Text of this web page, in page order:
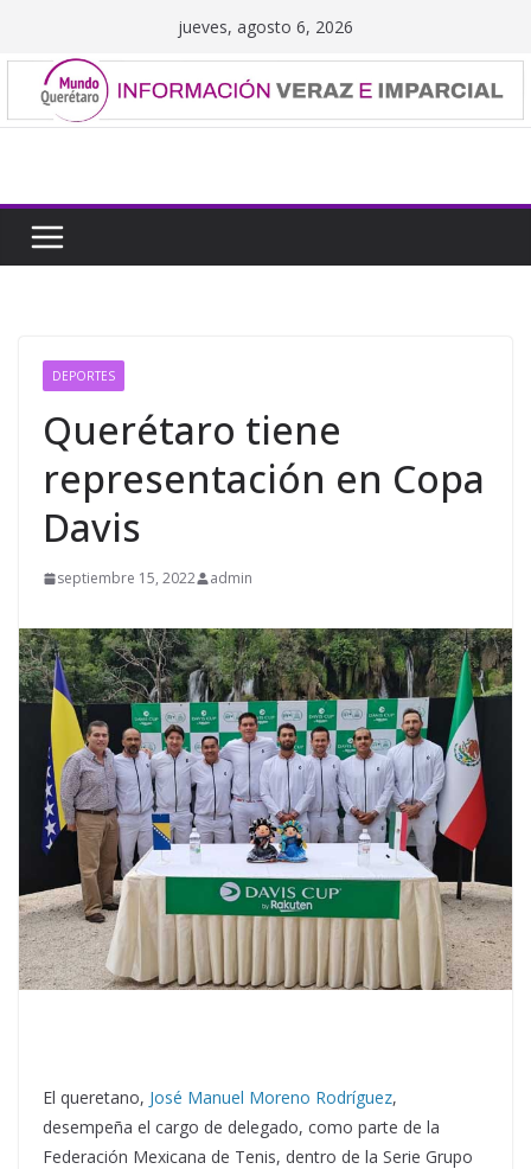
contenido
jueves, agosto 6, 2026
DEPORTES
Querétaro tiene
representación en Copa
Davis
septiembre 15, 2022 admin
El queretano, José Manuel Moreno Rodríguez,
desempeña el cargo de delegado, como parte de la
Federación Mexicana de Tenis, dentro de la Serie Grupo